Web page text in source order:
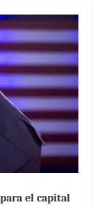
el capital